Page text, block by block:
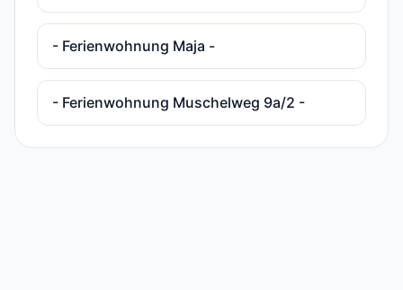
- Ferienwohnung Maja -
- Ferienwohnung Muschelweg 9a/2 -